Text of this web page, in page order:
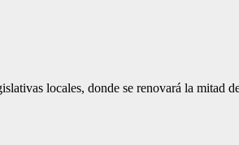
locales, donde se renovará la mitad